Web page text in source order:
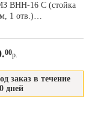
1 отв.)
00р.
заказ в течение
дней